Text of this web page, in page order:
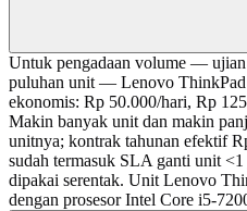
Untuk pengadaan volume —
puluhan unit — Lenovo
ekonomis: Rp 50.000/hari, Rp
Makin banyak unit dan makin
unitnya; kontrak tahunan efektif
sudah termasuk SLA ganti unit
dipakai serentak. Unit Lenovo
dengan prosesor Intel Core i5-